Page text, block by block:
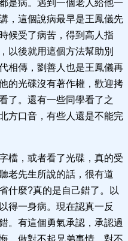
是病。遇到一個老人給他一
，這個說病最早是王鳳儀先
候受了病苦，得到高人指
以後就用這個方法幫助別
相傳，劉善人也是王鳳儀再
的光碟沒有著作權，歡迎拷
了。還有一些同學看了之
方口音，有些人還是不能完
檔，或者看了光碟，真的受
老先生所說的話，很有道
什麼?真的是自己錯了。以
得一身病。現在認真一反
。有這個勇氣承認，承認過